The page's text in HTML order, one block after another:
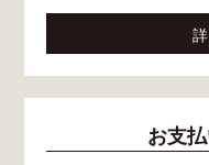
お支